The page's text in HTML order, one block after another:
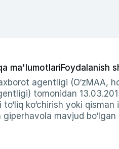
ma'lumotlariFoydalanish
agentligi (O‘zMAA,
tomonidan
ko‘chirish yoki
mavjud